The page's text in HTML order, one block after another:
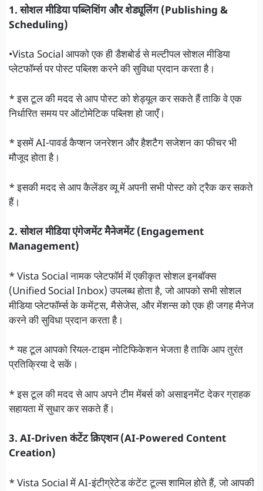
1. सोशल मीडिया पब्लिशिंग और शेड्यूलिंग (Publishing &
Scheduling)
•Vista Social आपको एक ही डैशबोर्ड से मल्टीपल सोशल मीडिया
प्लेटफॉर्म्स पर पोस्ट पब्लिश करने की सुविधा प्रदान करता है।
* इस टूल की मदद से आप पोस्ट को शेड्यूल कर सकते हैं ताकि वे एक
निर्धारित समय पर ऑटोमेटिक पब्लिश हो जाएँ।
* इसमें AI-पावर्ड कैप्शन जनरेशन और हैशटैग सजेशन का फीचर भी
मौजूद होता है।
* इसकी मदद से आप कैलेंडर व्यू में अपनी सभी पोस्ट को ट्रैक कर सकते
हैं।
2. सोशल मीडिया एंगेजमेंट मैनेजमेंट (Engagement
Management)
* Vista Social नामक प्लेटफॉर्म में एकीकृत सोशल इनबॉक्स
(Unified Social Inbox) उपलब्ध होता है, जो आपको सभी सोशल
मीडिया प्लेटफॉर्म्स के कमेंट्स, मैसेजेस, और मेंशन्स को एक ही जगह मैनेज
करने की सुविधा प्रदान करता है।
* यह टूल आपको रियल-टाइम नोटिफिकेशन भेजता है ताकि आप तुरंत
प्रतिक्रिया दे सकें।
* इस टूल की मदद से आप अपने टीम मेंबर्स को असाइनमेंट देकर ग्राहक
सहायता में सुधार कर सकते हैं।
3. AI-Driven कंटेंट क्रिएशन (AI-Powered Content
Creation)
* Vista Social में AI-इंटीग्रेटेड कंटेंट टूल्स शामिल होते हैं, जो आपकी